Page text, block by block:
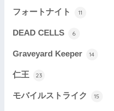
フォートナイト 11
DEAD CELLS 6
Graveyard Keeper 14
仁王 23
モバイルストライク 15